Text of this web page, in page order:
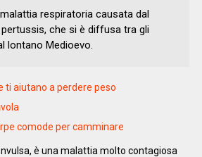
respiratoria causata dal
che si è diffusa tra gli
lontano Medioevo.
ti aiutano a perdere peso
comode per camminare
è una malattia molto contagiosa